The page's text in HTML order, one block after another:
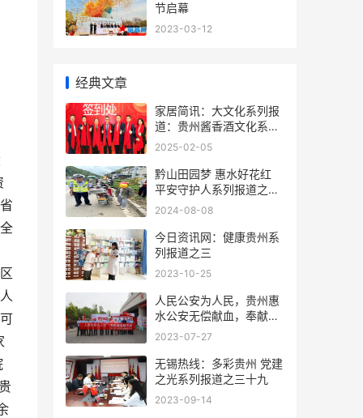
节启幕
2023-03-12
经典文章
家居简讯：大文化系列报
道：贵州酱香酒文化系列
报道之二
2025-02-05
黔山田园梦 惠水好花红
平安守护人系列报道之三
百零六
2024-08-08
今日资讯网：健康贵州系
列报道之三
2023-10-25
人民公安为人民，贵州惠
水公安无偿献血，奉献爱
心
2023-07-27
无锡热线：多彩贵州 党建
之光系列报道之三十九
2023-09-14